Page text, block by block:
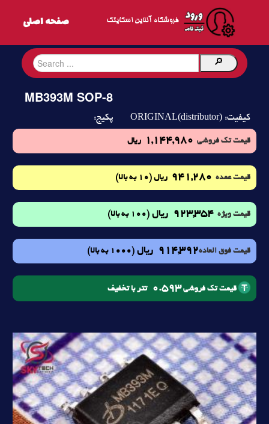
فروشگاه آنلاین اسکایتک
MB393M SOP-8
کیفیت: ORIGINAL(distributor) پکیج:
قیمت تک فروشی 1,144,980 ریال
قیمت عمده 941,280 ریال (10 به بالا)
قیمت ویژه 923,354 ریال (100 به بالا)
قیمت فوق العاده914,392 ریال (1000 به بالا)
قیمت تک فروشی0.593 تتر با تخفیف